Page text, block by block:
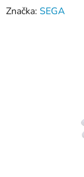
Značka: SEGA